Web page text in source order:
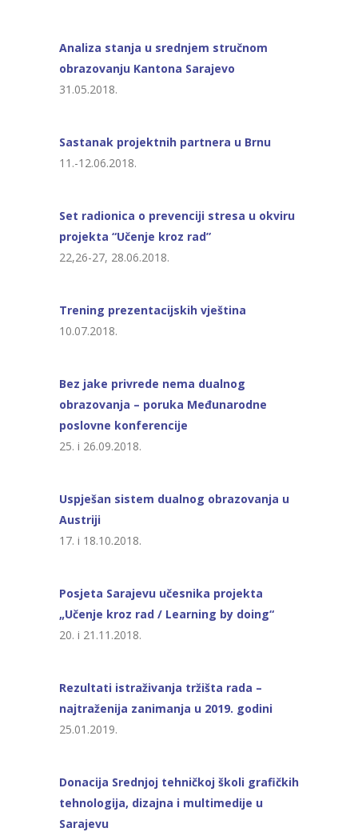
Analiza stanja u srednjem stručnom
obrazovanju Kantona Sarajevo
31.05.2018.
Sastanak projektnih partnera u Brnu
11.-12.06.2018.
Set radionica o prevenciji stresa u okviru
projekta “Učenje kroz rad”
22,26-27, 28.06.2018.
Trening prezentacijskih vještina
10.07.2018.
Bez jake privrede nema dualnog
obrazovanja – poruka Međunarodne
poslovne konferencije
25. i 26.09.2018.
Uspješan sistem dualnog obrazovanja u
Austriji
17. i 18.10.2018.
Posjeta Sarajevu učesnika projekta
„Učenje kroz rad / Learning by doing“
20. i 21.11.2018.
Rezultati istraživanja tržišta rada –
najtraženija zanimanja u 2019. godini
25.01.2019.
Donacija Srednjoj tehničkoj školi grafičkih
tehnologija, dizajna i multimedije u
Sarajevu